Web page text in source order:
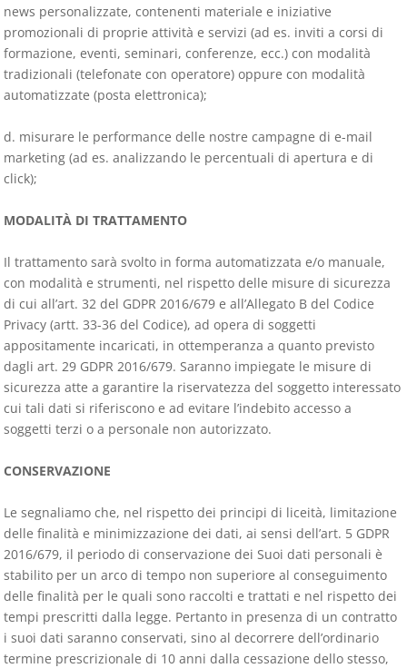
news personalizzate, contenenti materiale e iniziative
promozionali di proprie attività e servizi (ad es. inviti a corsi di
formazione, eventi, seminari, conferenze, ecc.) con modalità
tradizionali (telefonate con operatore) oppure con modalità
automatizzate (posta elettronica);
d. misurare le performance delle nostre campagne di e-mail
marketing (ad es. analizzando le percentuali di apertura e di
click);
MODALITÀ DI TRATTAMENTO
Il trattamento sarà svolto in forma automatizzata e/o manuale,
con modalità e strumenti, nel rispetto delle misure di sicurezza
di cui all’art. 32 del GDPR 2016/679 e all’Allegato B del Codice
Privacy (artt. 33-36 del Codice), ad opera di soggetti
appositamente incaricati, in ottemperanza a quanto previsto
dagli art. 29 GDPR 2016/679. Saranno impiegate le misure di
sicurezza atte a garantire la riservatezza del soggetto interessato
cui tali dati si riferiscono e ad evitare l’indebito accesso a
soggetti terzi o a personale non autorizzato.
CONSERVAZIONE
Le segnaliamo che, nel rispetto dei principi di liceità, limitazione
delle finalità e minimizzazione dei dati, ai sensi dell’art. 5 GDPR
2016/679, il periodo di conservazione dei Suoi dati personali è
stabilito per un arco di tempo non superiore al conseguimento
delle finalità per le quali sono raccolti e trattati e nel rispetto dei
tempi prescritti dalla legge. Pertanto in presenza di un contratto
i suoi dati saranno conservati, sino al decorrere dell’ordinario
termine prescrizionale di 10 anni dalla cessazione dello stesso,